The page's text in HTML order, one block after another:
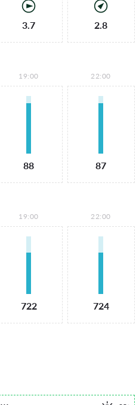
3.7 2.8
19:00
88
22:00
87
19:00
722
22:00
724